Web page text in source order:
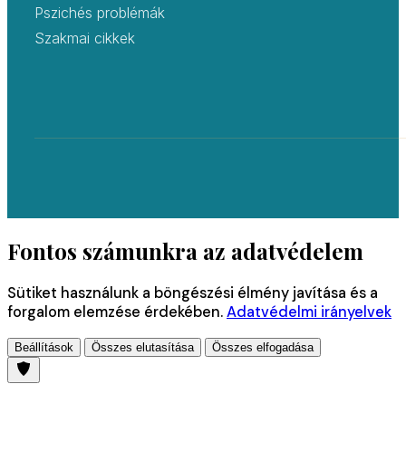
Pszichés problémák
Szakmai cikkek
Fontos számunkra az adatvédelem
Sütiket használunk a böngészési élmény javítása és a
forgalom elemzése érdekében.Adatvédelmi irányelvek
Beállítások Összes elutasítása Összes elfogadása